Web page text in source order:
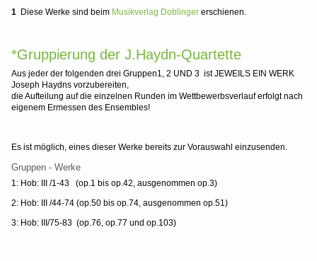
1 Diese Werke sind beim Musikverlag Doblinger erschienen.
*Gruppierung der J.Haydn-Quartette
Aus jeder der folgenden drei Gruppen1, 2 UND 3 ist JEWEILS EIN WERK
Joseph Haydns vorzubereiten,
die Aufteilung auf die einzelnen Runden im Wettbewerbsverlauf erfolgt nach
eigenem Ermessen des Ensembles!
Es ist möglich, eines dieser Werke bereits zur Vorauswahl einzusenden.
Gruppen - Werke
1: Hob: III /1-43 (op.1 bis op.42, ausgenommen op.3)
2: Hob: III /44-74 (op.50 bis op.74, ausgenommen op.51)
3: Hob: III/75-83 (op.76, op.77 und op.103)